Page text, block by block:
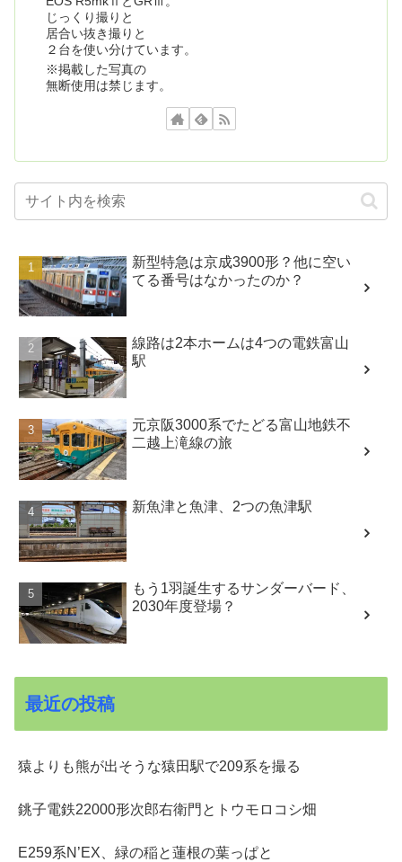
じっくり撮りと
居合い抜き撮りと
２台を使い分けています。
※掲載した写真の
無断使用は禁じます。
新型特急は京成3900形？他に空い
てる番号はなかったのか？
線路は2本ホームは4つの電鉄富山
駅
元京阪3000系でたどる富山地鉄不
二越上滝線の旅
新魚津と魚津、2つの魚津駅
もう1羽誕生するサンダーバード、
2030年度登場？
最近の投稿
猿よりも熊が出そうな猿田駅で209系を撮る
銚子電鉄22000形次郎右衛門とトウモロコシ畑
E259系N’EX、緑の稲と蓮根の葉っぱと